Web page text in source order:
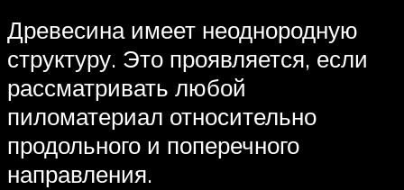
Древесина имеет неоднородную
структуру. Это проявляется, если
рассматривать любой
пиломатериал относительно
продольного и поперечного
направления.